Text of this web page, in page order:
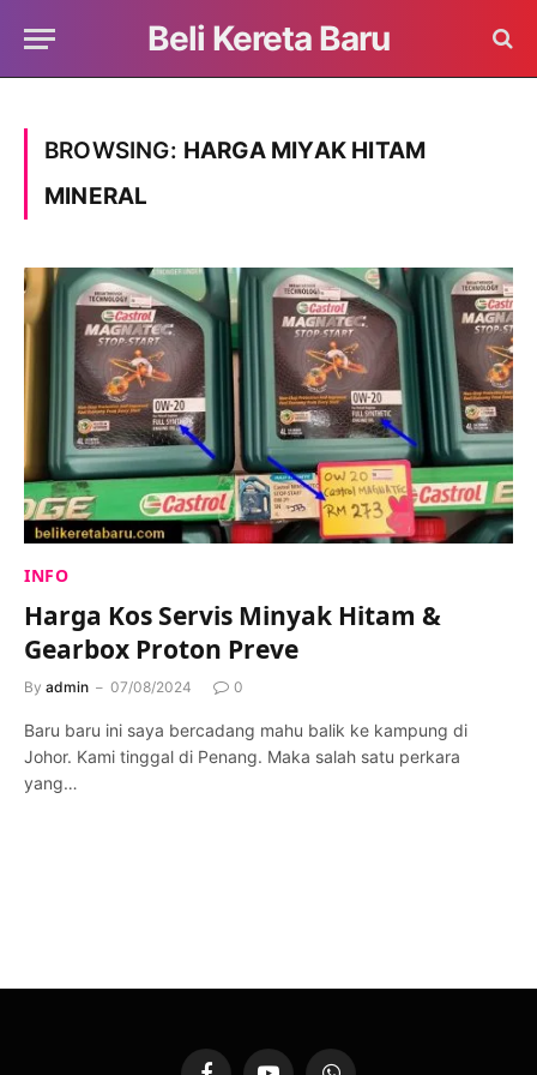
Beli Kereta Baru
BROWSING: HARGA MIYAK HITAM
MINERAL
INFO
Harga Kos Servis Minyak Hitam &
Gearbox Proton Preve
By admin 07/08/2024 0
Baru baru ini saya bercadang mahu balik ke kampung di
Johor. Kami tinggal di Penang. Maka salah satu perkara
yang…